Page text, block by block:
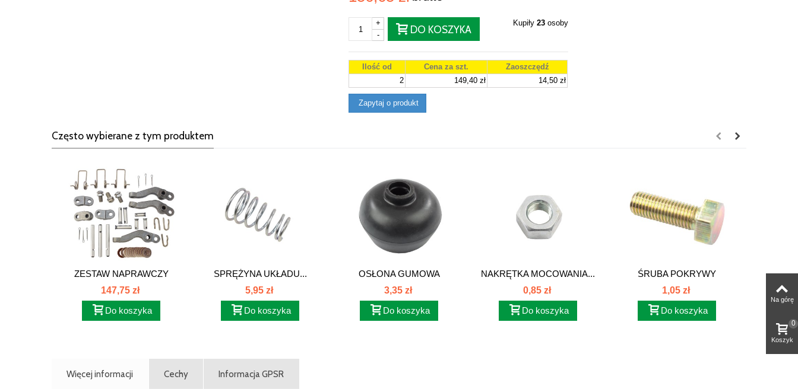
-
+
DO KOSZYKA
Kupiły 23osoby
Ilość od Cena za szt.
Zaoszczędź
2
149,40 zł 14,50 zł
Zapytaj o produkt
Często wybierane z tym produktem
ZESTAW NAPRAWCZY
DOCISKU...
147,75 zł
Do koszyka
SPRĘŻYNA UKŁADU...
5,95 zł
Do koszyka
OSŁONA GUMOWA
DZWIGNI...
3,35 zł
Do koszyka
NAKRĘTKA MOCOWANIA...
0,85 zł
Do koszyka
ŚRUBA POKRYWY
USZCZELNIACZA...
1,05 zł
Do koszyka
Więcej informacji Cechy Informacja GPSR
Na górę
Koszyk
0